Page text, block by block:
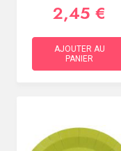
2,45 €
AJOUTER AU
PANIER